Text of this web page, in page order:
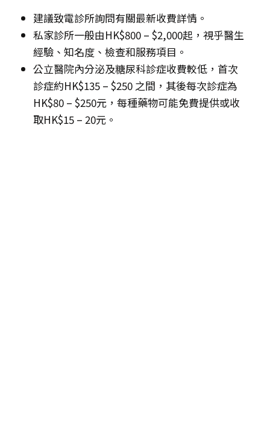
建議致電診所詢問有關最新收費詳情。
私家診所一般由HK$800 – $2,000起，視乎醫生
經驗、知名度、檢查和服務項目。
公立醫院內分泌及糖尿科診症收費較低，首次
診症約HK$135 – $250 之間，其後每次診症為
HK$80 – $250元，每種藥物可能免費提供或收
取HK$15 – 20元。